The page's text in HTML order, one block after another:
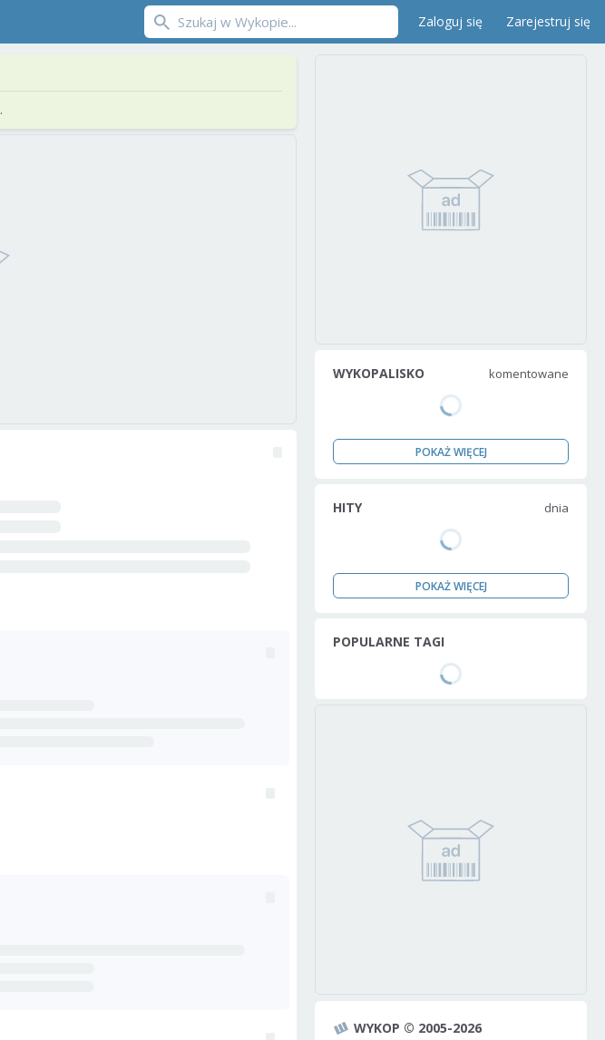
Zaloguj się Zarejestruj się
.
WYKOPALISKO komentowane
POKAŻ WIĘCEJ
HITY dnia
POKAŻ WIĘCEJ
POPULARNE TAGI
WYKOP © 2005-2026